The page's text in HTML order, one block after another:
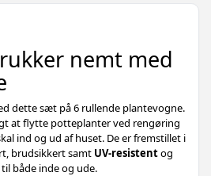
nemt med
dette sæt på 6 rullende plantevogne.
at flytte potteplanter ved rengøring
ind og ud af huset. De er fremstillet i
brudsikkert samt UV-resistentog
både inde og ude.